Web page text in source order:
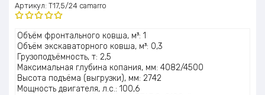
Артикул: T17,5/24 camarro
Оценка
5.00из 5
Объём фронтального ковша, м³: 1
Объём экскаваторного ковша, м³: 0,3
Грузоподъёмность, т: 2,5
Максимальная глубина копания, мм: 4082/4500
Высота подъёма (выгрузки), мм: 2742
Мощность двигателя, л.с.: 100,6